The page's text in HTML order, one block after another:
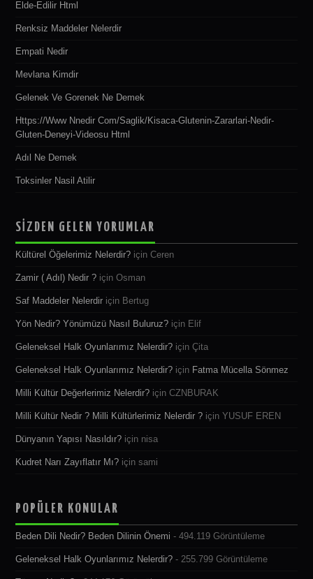
Elde-Edilir Html
Renksiz Maddeler Nelerdir
Empati Nedir
Mevlana Kimdir
Gelenek Ve Gorenek Ne Demek
Https://www Nnedir Com/saglik/kisaca-Glutenin-Zararlari-Nedir-
Gluten-Deneyi-Videosu Html
Adıl Ne Demek
Toksinler Nasil Atilir
SİZDEN GELEN YORUMLAR
Kültürel Öğelerimiz Nelerdir? içinCeren
Zamir ( Adıl) Nedir ? içinOsman
Saf Maddeler Nelerdir için Bertug
Yön Nedir? Yönümüzü Nasıl Buluruz? için Elif
Geleneksel Halk Oyunlarımız Nelerdir? içinÇita
Geleneksel Halk Oyunlarımız Nelerdir? için Fatma Mücella Sönmez
Milli Kültür Değerlerimiz Nelerdir? içinCZNBURAK
Milli Kültür Nedir ? Milli Kültürlerimiz Nelerdir ? için YUSUF EREN
Dünyanın Yapısı Nasıldır? için nisa
Kudret Narı Zayıflatır Mı? içinsami
POPÜLER KONULAR
Beden Dili Nedir? Beden Dilinin Önemi - 494.119 Görüntüleme
Geleneksel Halk Oyunlarımız Nelerdir? - 255.799 Görüntüleme